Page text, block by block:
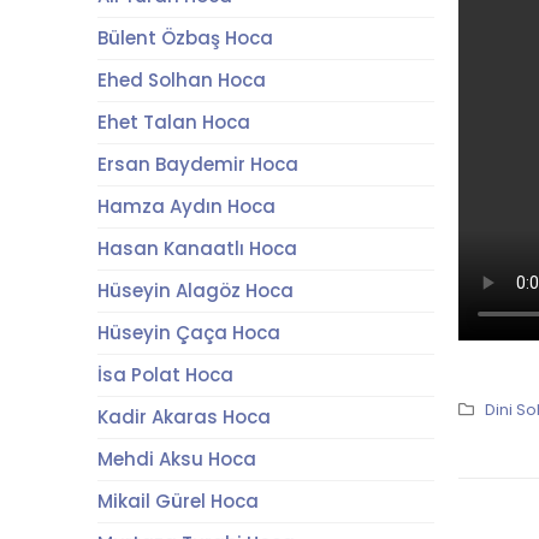
Dini
Bülent Özbaş Hoca
Ehed Solhan Hoca
Ehet Talan Hoca
Ersan Baydemir Hoca
Hamza Aydın Hoca
Hasan Kanaatlı Hoca
Hüseyin Alagöz Hoca
Hüseyin Çaça Hoca
İsa Polat Hoca
Kadir Akaras Hoca
Mehdi Aksu Hoca
Mikail Gürel Hoca